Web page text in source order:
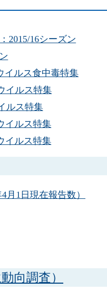
2015/16シーズン
イルス食中毒特集
イルス特集
ルス特集
イルス特集
イルス特集
月1日現在報告数）
向調査）